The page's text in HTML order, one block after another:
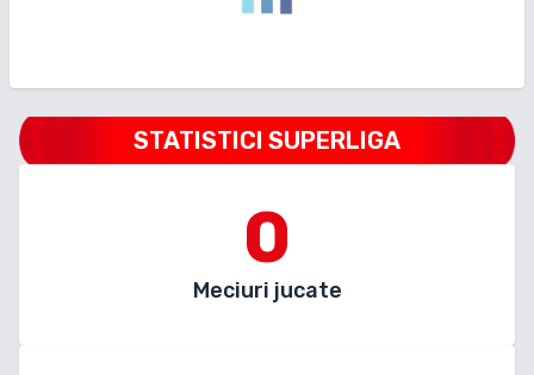
STATISTICI SUPERLIGA
0
Meciuri jucate